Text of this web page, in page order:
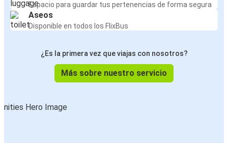
Espacio para guardar tus pertenencias de forma segura
Aseos
Disponible en todos los FlixBus
¿Es la primera vez que viajas con nosotros?
Más sobre nuestro servicio